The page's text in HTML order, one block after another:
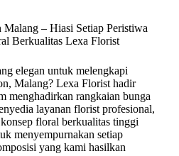
– Hiasi Setiap Peristiwa
Berkualitas Lexa Florist
elegan untuk melengkapi
Malang? Lexa Florist hadir
menghadirkan rangkaian bunga
layanan florist profesional,
floral berkualitas tinggi
menyempurnakan setiap
yang kami hasilkan